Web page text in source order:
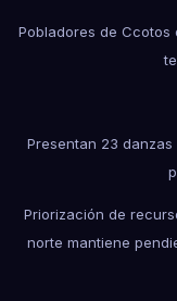
Pobladores de
Presentan 23
Priorización de
norte mantiene